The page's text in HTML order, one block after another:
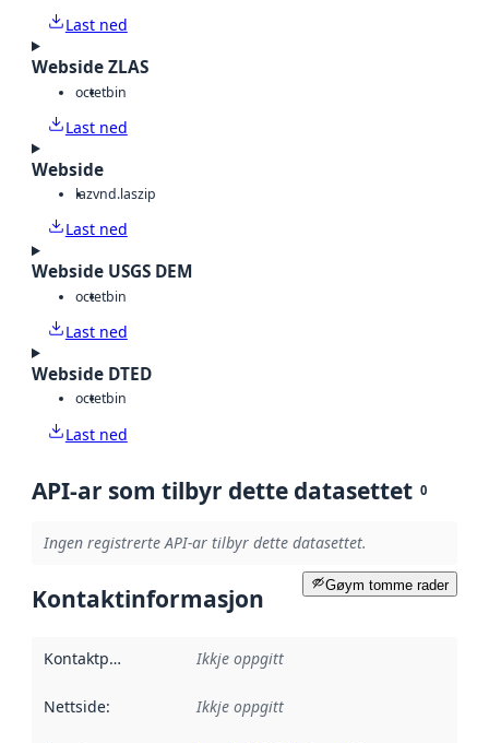
Last ned
Webside ZLAS
octetbin
Last ned
Webside
lazvnd.laszip
Last ned
Webside USGS DEM
octetbin
Last ned
Webside DTED
octetbin
Last ned
API-ar som tilbyr dette datasettet 0
Ingen registrerte API-ar tilbyr dette datasettet.
Gøym tomme rader
Kontaktinformasjon
Kontaktpunkt Ikkje oppgitt
Nettside: Ikkje oppgitt